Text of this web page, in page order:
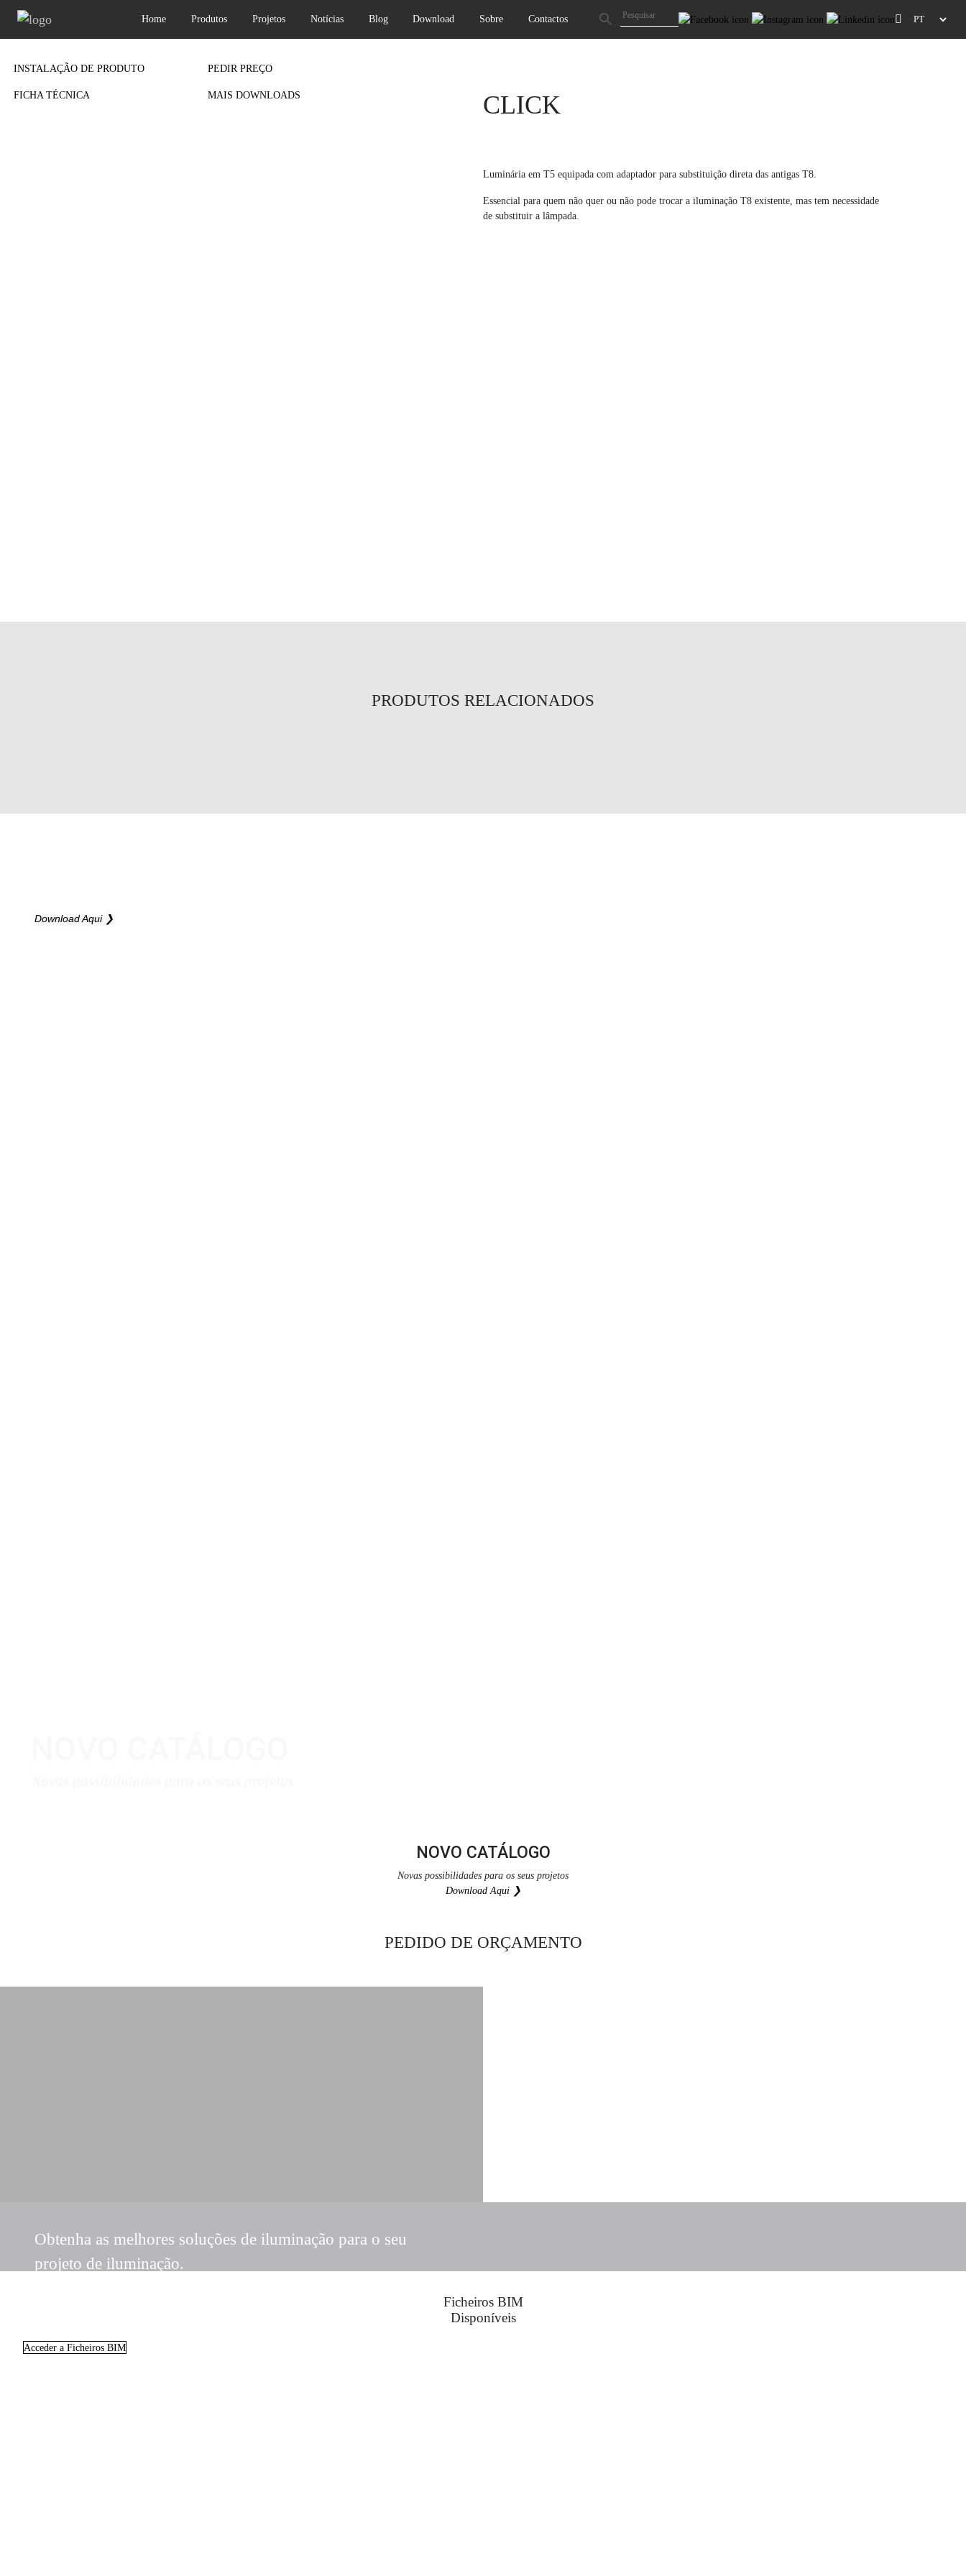
Home Produtos Projetos Notícias Blog Download Sobre Contactos
INSTALAÇÃO DE PRODUTO
PEDIR PREÇO
FICHA TÉCNICA MAIS DOWNLOADS CLICK
Luminária em T5 equipada com adaptador para substituição direta das antigas T8.
Essencial para quem não quer ou não pode trocar a iluminação T8 existente, mas tem necessidade
de substituir a lâmpada.
PRODUTOS RELACIONADOS
Download Aqui ❯
NOVO CATÁLOGO
Novas possibilidades para os seus projetos
Download Aqui ❯
PEDIDO DE ORÇAMENTO
Obtenha as melhores soluções de iluminação para o seu
projeto de iluminação.
Ficheiros BIM
Disponíveis
Acceder a Ficheiros BIM